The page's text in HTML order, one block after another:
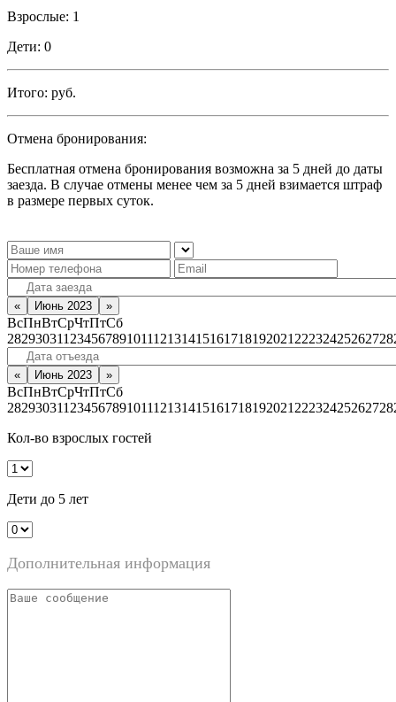
Взрослые: 1
Дети: 0
Итого: руб.
Отмена бронирования:
Бесплатная отмена бронирования возможна за 5 дней до даты
заезда. В случае отмены менее чем за 5 дней взимается штраф
в размере первых суток.
« Июнь 2023 »
ВсПнВтСрЧтПтСб
282930311 23456789101112131415161718192021 22232425262728
« Июнь 2023 »
ВсПнВтСрЧтПтСб
282930311 23456789101112131415161718192021 22232425262728
Кол-во взрослых гостей
Дети до 5 лет
Дополнительная информация